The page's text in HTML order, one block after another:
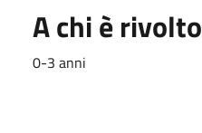
A chi è rivolto
0-3 anni